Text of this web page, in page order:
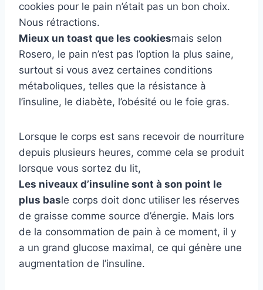
cookies pour le pain n’était pas un bon choix.
Nous rétractions.
Mieux un toast que les cookiesmais selon
Rosero, le pain n’est pas l’option la plus saine,
surtout si vous avez certaines conditions
métaboliques, telles que la résistance à
l’insuline, le diabète, l’obésité ou le foie gras.
Lorsque le corps est sans recevoir de nourriture
depuis plusieurs heures, comme cela se produit
lorsque vous sortez du lit,
Les niveaux d’insuline sont à son point le
plus basle corps doit donc utiliser les réserves
de graisse comme source d’énergie. Mais lors
de la consommation de pain à ce moment, il y
a un grand glucose maximal, ce qui génère une
augmentation de l’insuline.